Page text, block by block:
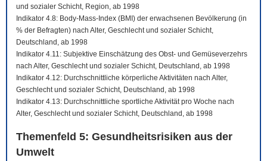
und sozialer Schicht, Region, ab 1998
Indikator 4.8: Body-Mass-Index (BMI) der erwachsenen Bevölkerung (in
% der Befragten) nach Alter, Geschlecht und sozialer Schicht,
Deutschland, ab 1998
Indikator 4.11: Subjektive Einschätzung des Obst- und Gemüseverzehrs
nach Alter, Geschlecht und sozialer Schicht, Deutschland, ab 1998
Indikator 4.12: Durchschnittliche körperliche Aktivitäten nach Alter,
Geschlecht und sozialer Schicht, Deutschland, ab 1998
Indikator 4.13: Durchschnittliche sportliche Aktivität pro Woche nach
Alter, Geschlecht und sozialer Schicht, Deutschland, ab 1998
Themenfeld 5: Gesundheitsrisiken aus der
Umwelt